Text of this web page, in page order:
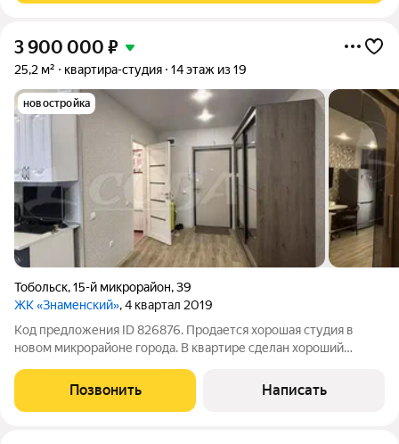
3 900 000 ₽
25,2 м² квартира-студия 14 этаж из 19
новостройка
Тобольск,15-й микрорайон,39
ЖК «Знаменский», 4 квартал 2019
Код предложения ID 826876. Продается хорошая студия в
новом микрорайоне города. В квартире сделан хороший
свободна от проживания. При продаже остается мебель и
техника по договоренности. В
Позвонить Написать